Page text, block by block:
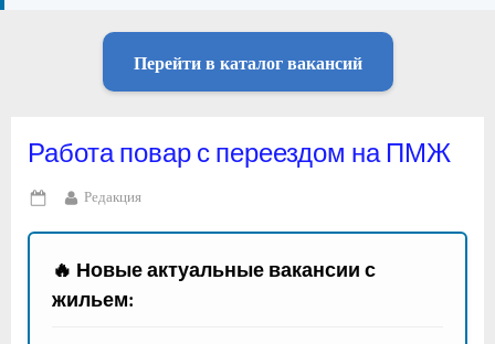
Перейти в каталог вакансий
Работа повар с переездом на ПМЖ
Posted
on
By
Редакция
🔥 Новые актуальные вакансии с
жильем: